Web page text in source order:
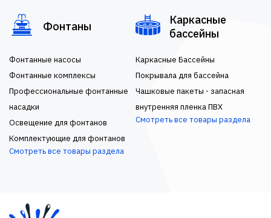
Фонтаны
Фонтанные насосы
Фонтанные комплексы
Профессиональные фонтанные
насадки
Освещение для фонтанов
Комплектующие для фонтанов
Смотреть все товары раздела
Каркасные
бассейны
Каркасные Бассейны
Покрывала для бассейна
Чашковые пакеты - запасная
внутренняя пленка ПВХ
Смотреть все товары раздела